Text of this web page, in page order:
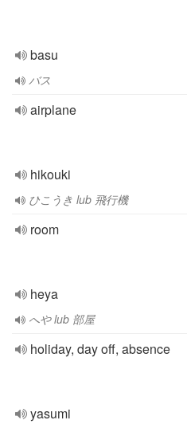
basu
バス
airplane
hikouki
ひこうき lub 飛行機
room
heya
へや lub 部屋
holiday, day off, absence
yasumi